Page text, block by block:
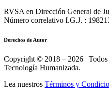
RVSA en Dirección General de
Número correlativo I.G.J. :
Derechos de Autor
Copyright © 2018 – 2026 | Todos
Tecnología Humanizada.
Lea nuestros Términos y